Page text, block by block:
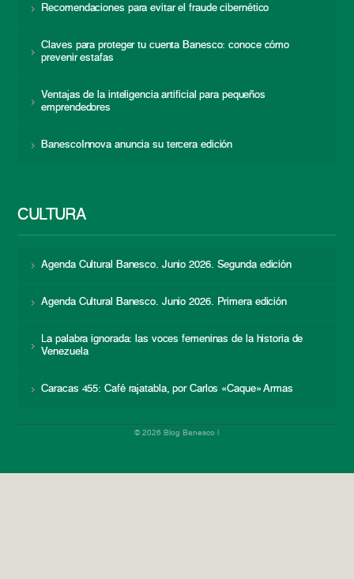
Recomendaciones para evitar el fraude cibernético
Claves para proteger tu cuenta Banesco: conoce cómo
prevenir estafas
Ventajas de la inteligencia artificial para pequeños
emprendedores
BanescoInnova anuncia su tercera edición
CULTURA
Agenda Cultural Banesco. Junio 2026. Segunda edición
Agenda Cultural Banesco. Junio 2026. Primera edición
La palabra ignorada: las voces femeninas de la historia de
Venezuela
Caracas 455: Café rajatabla, por Carlos «Caque» Armas
© 2026 Blog Banesco |